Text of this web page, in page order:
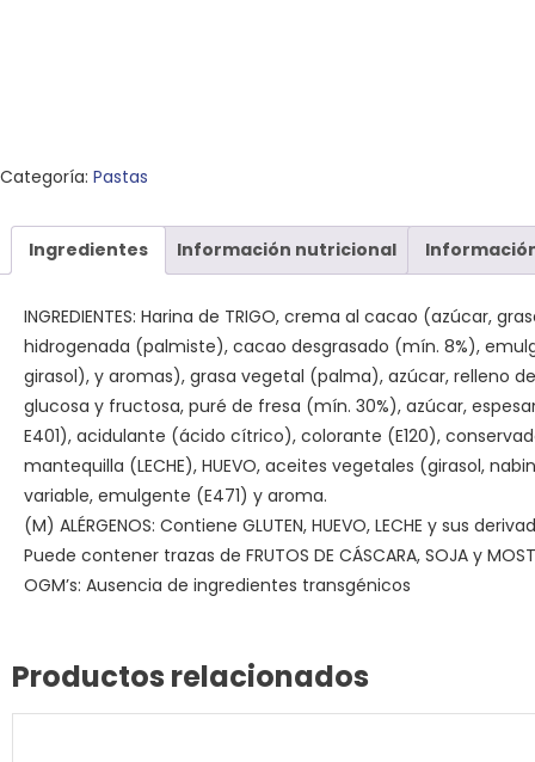
Categoría: Pastas
Ingredientes Información nutricional
INGREDIENTES: Harina de TRIGO, crema al cacao (azúcar,
hidrogenada (palmiste), cacao desgrasado (mín. 8%),
girasol), y aromas), grasa vegetal (palma), azúcar, relleno
glucosa y fructosa, puré de fresa (mín. 30%), azúcar,
E401), acidulante (ácido cítrico), colorante (E120),
mantequilla (LECHE), HUEVO, aceites vegetales (girasol,
variable, emulgente (E471) y aroma.
(M) ALÉRGENOS: Contiene GLUTEN, HUEVO, LECHE y sus
Puede contener trazas de FRUTOS DE CÁSCARA, SOJA y
OGM’s: Ausencia de ingredientes transgénicos
Productos relacionados